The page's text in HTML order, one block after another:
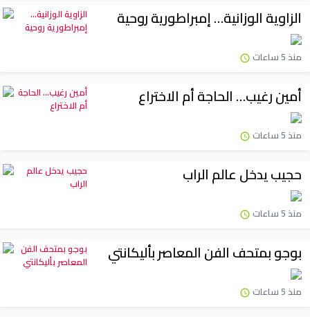
الزاوية الوزانية… إمبراطورية روحية
منذ 5 ساعات
أمين رغيب… الحاجة أم الاختراع
منذ 5 ساعات
حجيب يدخل عالم الراب
منذ 5 ساعات
بوجو بمتحف الفن المعاصر بأليكانتي
منذ 5 ساعات